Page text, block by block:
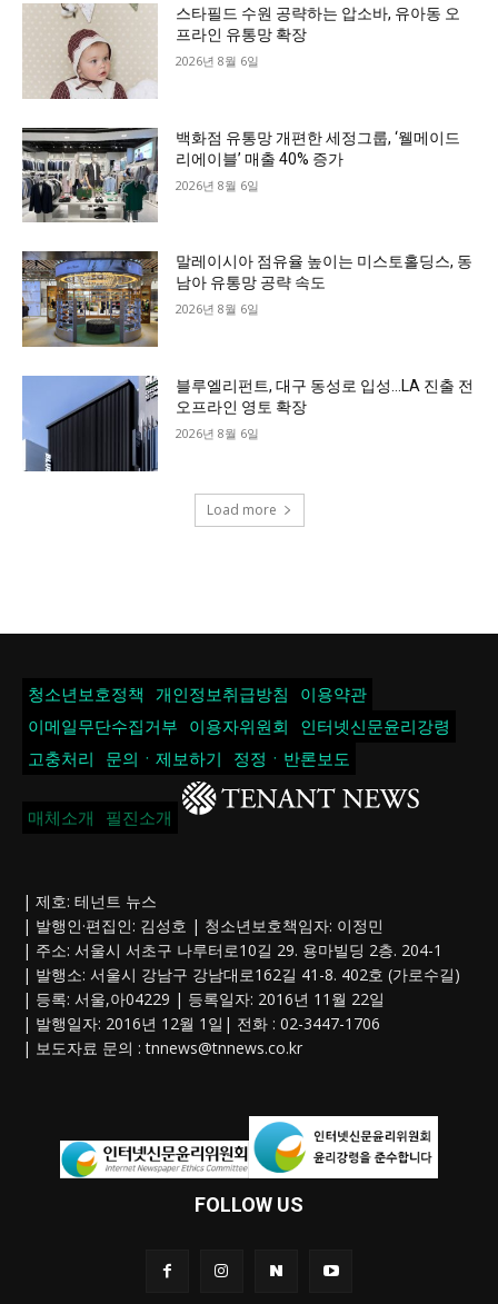
스타필드 수원 공략하는 압소바, 유아동 오
프라인 유통망 확장
2026년 8월 6일
백화점 유통망 개편한 세정그룹, ‘웰메이드
리에이블’ 매출 40% 증가
2026년 8월 6일
말레이시아 점유율 높이는 미스토홀딩스, 동
남아 유통망 공략 속도
2026년 8월 6일
블루엘리펀트, 대구 동성로 입성…LA 진출 전
오프라인 영토 확장
2026년 8월 6일
Load more
청소년보호정책 개인정보취급방침
이용약관
이메일무단수집거부
이용자위원회
인터넷신문윤리강령
고충처리
문의ㆍ제보하기 정정ㆍ반론보도
매체소개 필진소개
| 제호: 테넌트 뉴스
| 발행인·편집인: 김성호 | 청소년보호책임자: 이정민
| 주소: 서울시 서초구 나루터로10길 29. 용마빌딩 2층. 204-1
| 발행소: 서울시 강남구 강남대로162길 41-8. 402호 (가로수길)
| 등록: 서울,아04229 | 등록일자: 2016년 11월 22일
| 발행일자: 2016년 12월 1일| 전화 : 02-3447-1706
| 보도자료 문의 :tnnews@tnnews.co.kr
FOLLOW US